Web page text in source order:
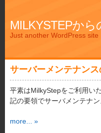
MILKYSTEPか
Just another WordPress site
サーバーメンテナン
平素はMilkyStepをご利用い
記の要領でサーバメンテナ
more... »